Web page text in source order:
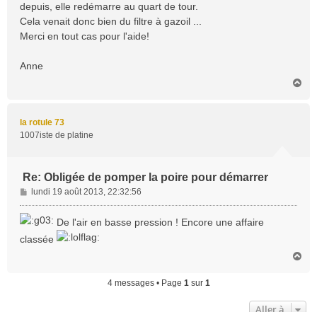
depuis, elle redémarre au quart de tour.
Cela venait donc bien du filtre à gazoil ...
Merci en tout cas pour l'aide!
Anne
la rotule 73
1007iste de platine
Re: Obligée de pomper la poire pour démarrer
M
e
s
a
lundi 19 août 2013, 22:32:56
De l'air en basse pression ! Encore une affaire
classée
4 messages • Page 1sur 1
Aller à